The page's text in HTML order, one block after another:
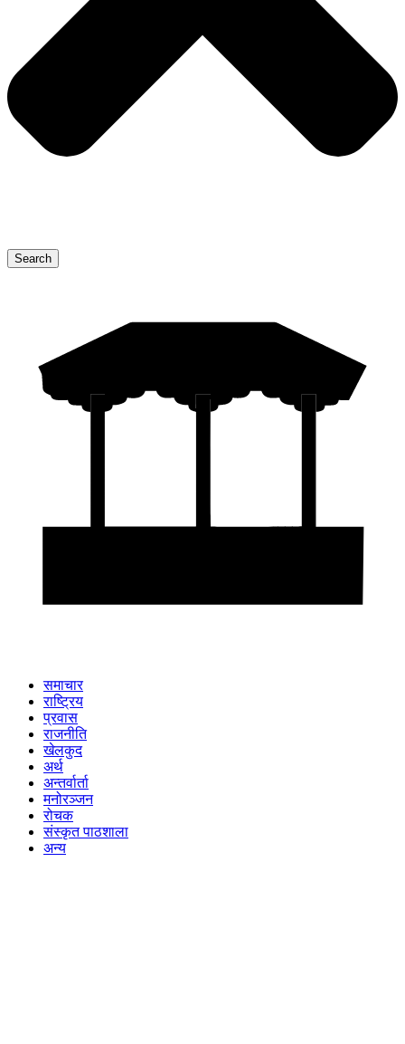
Search
समाचार
राष्ट्रिय
प्रवास
राजनीति
खेलकुद
अर्थ
अन्तर्वार्ता
मनोरञ्जन
रोचक
संस्कृत पाठशाला
अन्य